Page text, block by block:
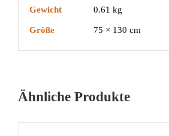
Gewicht 0.61 kg
Größe 75 × 130 cm
Ähnliche Produkte